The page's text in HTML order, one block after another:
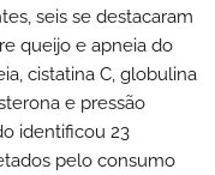
seis se destacaram
queijo e apneia do
cistatina C, globulina
e pressão
identificou 23
pelo consumo